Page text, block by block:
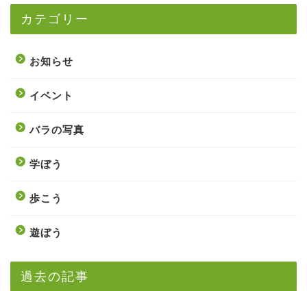
カテゴリー
お知らせ
イベント
バラの写真
学ぼう
歩こう
遊ぼう
過去の記事